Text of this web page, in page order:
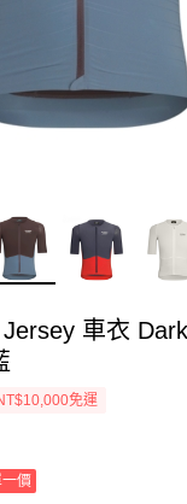
車衣
免運
價